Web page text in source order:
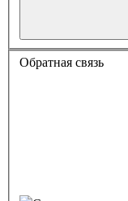
Обратная связь